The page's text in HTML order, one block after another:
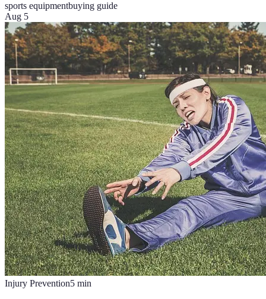
sports equipmentbuying guide
Aug 5
Injury Prevention5 min